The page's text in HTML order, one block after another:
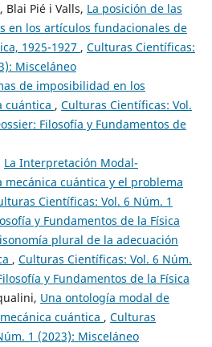
Blai Pié i Valls, La posición de las
en los artículos fundacionales de
1925-1927 , Culturas Científicas:
Misceláneo
de imposibilidad en los
cuántica , Culturas Científicas: Vol.
Filosofía y Fundamentos de
La Interpretación Modal-
mecánica cuántica y el problema
Científicas: Vol. 6 Núm. 1
y Fundamentos de la Física
plural de la adecuación
, Culturas Científicas: Vol. 6 Núm.
y Fundamentos de la Física
Una ontología modal de
cuántica , Culturas
1 (2023): Misceláneo